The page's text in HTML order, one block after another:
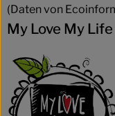
(Daten von
My Love My Life